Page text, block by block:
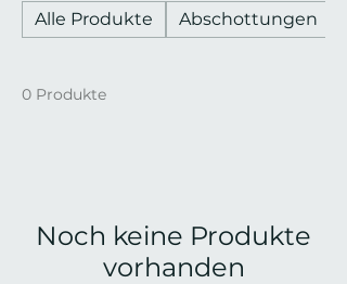
Alle Produkte Abschottungen
0 Produkte
Noch keine Produkte
vorhanden